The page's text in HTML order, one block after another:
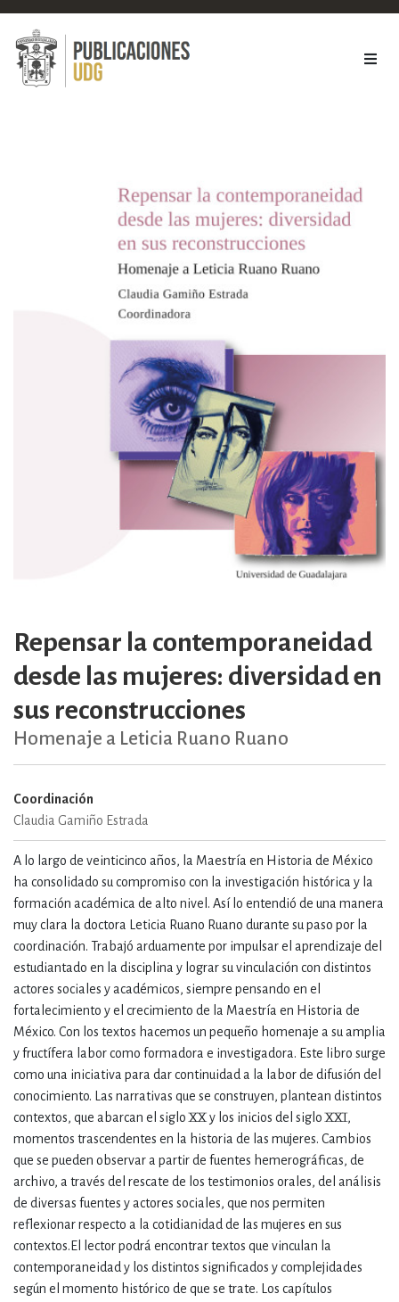
Repensar la contemporaneidad
desde las mujeres: diversidad en
sus reconstrucciones
Homenaje a Leticia Ruano Ruano
Coordinación
Claudia Gamiño Estrada
A lo largo de veinticinco años, la Maestría en Historia de México
ha consolidado su compromiso con la investigación histórica y la
formación académica de alto nivel. Así lo entendió de una manera
muy clara la doctora Leticia Ruano Ruano durante su paso por la
coordinación. Trabajó arduamente por impulsar el aprendizaje del
estudiantado en la disciplina y lograr su vinculación con distintos
actores sociales y académicos, siempre pensando en el
fortalecimiento y el crecimiento de la Maestría en Historia de
México. Con los textos hacemos un pequeño homenaje a su amplia
y fructífera labor como formadora e investigadora. Este libro surge
como una iniciativa para dar continuidad a la labor de difusión del
conocimiento. Las narrativas que se construyen, plantean distintos
contextos, que abarcan el siglo XX y los inicios del siglo XXI,
momentos trascendentes en la historia de las mujeres. Cambios
que se pueden observar a partir de fuentes hemerográficas, de
archivo, a través del rescate de los testimonios orales, del análisis
de diversas fuentes y actores sociales, que nos permiten
reflexionar respecto a la cotidianidad de las mujeres en sus
contextos.El lector podrá encontrar textos que vinculan la
contemporaneidad y los distintos significados y complejidades
según el momento histórico de que se trate. Los capítulos